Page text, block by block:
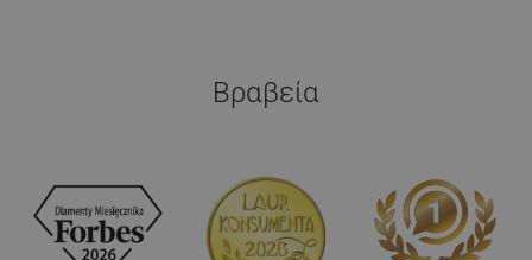
Βραβεία